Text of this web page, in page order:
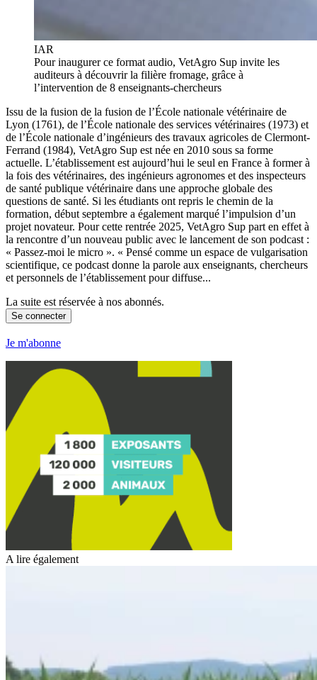
IAR
Pour inaugurer ce format audio, VetAgro Sup invite les
auditeurs à découvrir la filière fromage, grâce à
l’intervention de 8 enseignants-chercheurs
Issu de la fusion de la fusion de l’École nationale vétérinaire de
Lyon (1761), de l’École nationale des services vétérinaires (1973) et
de l’École nationale d’ingénieurs des travaux agricoles de Clermont-
Ferrand (1984), VetAgro Sup est née en 2010 sous sa forme
actuelle. L’établissement est aujourd’hui le seul en France à former à
la fois des vétérinaires, des ingénieurs agronomes et des inspecteurs
de santé publique vétérinaire dans une approche globale des
questions de santé. Si les étudiants ont repris le chemin de la
formation, début septembre a également marqué l’impulsion d’un
projet novateur. Pour cette rentrée 2025, VetAgro Sup part en effet à
la rencontre d’un nouveau public avec le lancement de son podcast :
« Passez-moi le micro ». « Pensé comme un espace de vulgarisation
scientifique, ce podcast donne la parole aux enseignants, chercheurs
et personnels de l’établissement pour diffuse...
La suite est réservée à nos abonnés.
Se connecter
Je m'abonne
A lire également